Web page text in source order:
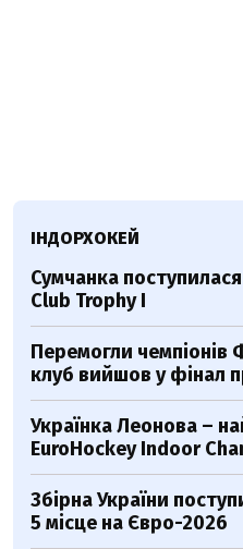
ІНДОРХОКЕЙ
Сумчанка
Club Trophy I
Перемогли чемпіонів
клуб вийшов у фінал
Українка Леонова –
EuroHockey Indoor
Збірна України
5 місце на Євро-2026